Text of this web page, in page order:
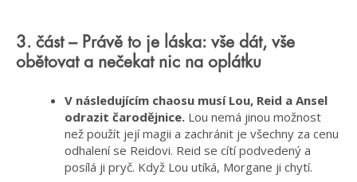
3. část – Právě to je láska: vše dát, vše
obětovat a nečekat nic na oplátku
V následujícím chaosu musí Lou, Reid a Ansel
odrazit čarodějnice. Lou nemá jinou možnost
než použít její magii a zachránit je všechny za cenu
odhalení se Reidovi. Reid se cítí podvedený a
posílá ji pryč. Když Lou utíká, Morgane ji chytí.